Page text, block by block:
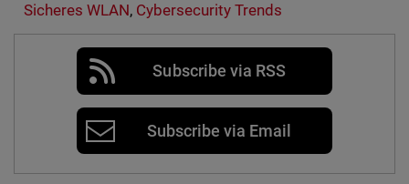
Sicheres WLAN, Cybersecurity Trends
Subscribe via RSS
Subscribe via Email